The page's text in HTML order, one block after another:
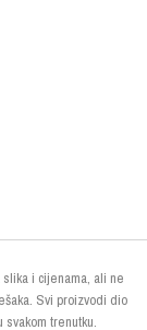
i cijenama, ali ne
Svi proizvodi dio
trenutku.